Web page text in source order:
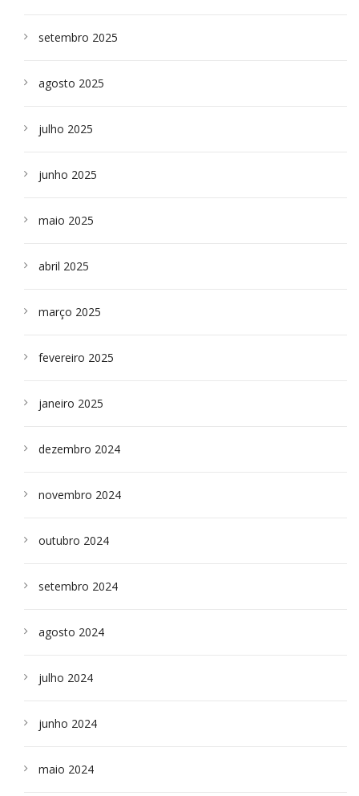
setembro 2025
agosto 2025
julho 2025
junho 2025
maio 2025
abril 2025
março 2025
fevereiro 2025
janeiro 2025
dezembro 2024
novembro 2024
outubro 2024
setembro 2024
agosto 2024
julho 2024
junho 2024
maio 2024